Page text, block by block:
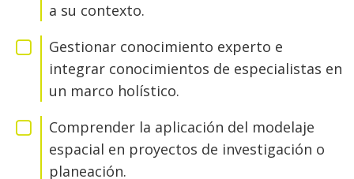
a su contexto.
Gestionar conocimiento experto e
integrar conocimientos de especialistas en
un marco holístico.
Comprender la aplicación del modelaje
espacial en proyectos de investigación o
planeación.